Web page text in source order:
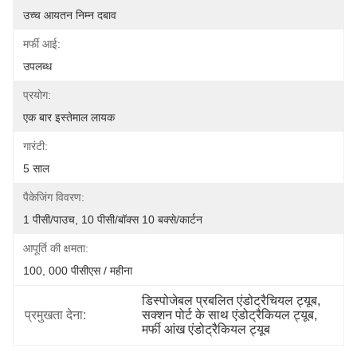
उच्च आयतन निम्न दबाव
मर्फी आई:
उपलब्ध
प्रयोग:
एक बार इस्तेमाल लायक
गारंटी:
5 साल
पैकेजिंग विवरण:
1 पीसी/पाउच, 10 पीसी/बॉक्स 10 बक्से/कार्टन
आपूर्ति की क्षमता:
100, 000 पीसीएस / महीना
प्रमुखता देना:
डिस्पोजेबल प्रबलित एंडोट्रैचियल ट्यूब,
सक्शन पोर्ट के साथ एंडोट्रैकियल ट्यूब,
मर्फी आंख एंडोट्रैकियल ट्यूब